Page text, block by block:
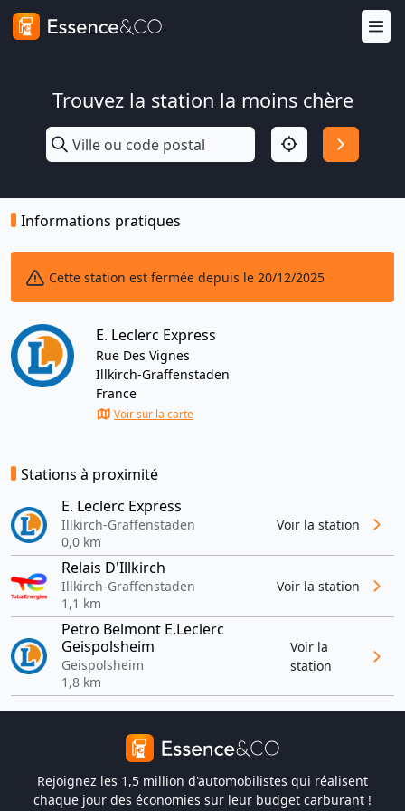
Trouvez la station la moins chère
Informations pratiques
Cette station est fermée depuis le 20/12/2025
E. Leclerc Express
Rue Des Vignes
Illkirch-Graffenstaden
France
Voir sur la carte
Stations à proximité
E. Leclerc Express
Illkirch-Graffenstaden
0,0 km
Voir la station
Relais D'Illkirch
Illkirch-Graffenstaden
1,1 km
Voir la station
Petro Belmont E.Leclerc
Geispolsheim
Geispolsheim
1,8 km
Voir la
station
Rejoignez les 1,5 million d'automobilistes qui réalisent
chaque jour des économies sur leur budget carburant !